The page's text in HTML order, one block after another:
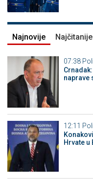
Najnovije Najčitanije
07:38
naprave
12:11
Hrvate u